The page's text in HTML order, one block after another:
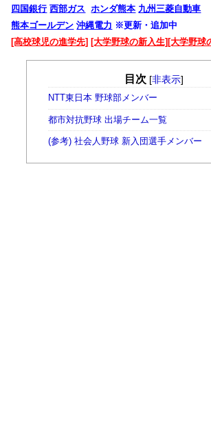
四国銀行 西部ガス ホンダ熊本 九州三菱自動車
熊本ゴールデン 沖縄電力 ※更新・追加中
[高校球児の進学先] [大学野球の新入生][大学野球
目次 [非表示]
NTT東日本 野球部メンバー
都市対抗野球 出場チーム一覧
(参考) 社会人野球 新入団選手メンバー